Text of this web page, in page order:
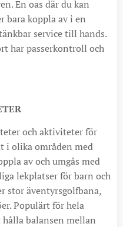
En oas där du kan
bara koppla av i en
service till hands.
har passerkontroll och
och aktiviteter för
i olika områden med
av och umgås med
lekplatser för barn och
stor äventyrsgolfbana,
Populärt för hela
balansen mellan